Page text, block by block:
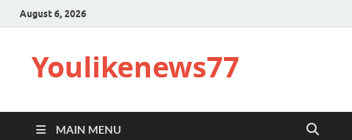
August 6, 2026
Youlikenews77
MAIN MENU